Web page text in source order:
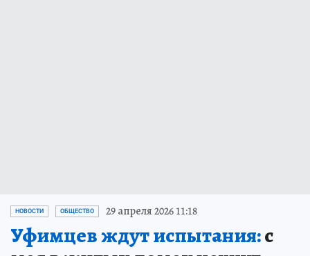
НОВОСТИ ОБЩЕСТВО 29 апреля 2026 11:18
Уфимцев ждут испытания:с